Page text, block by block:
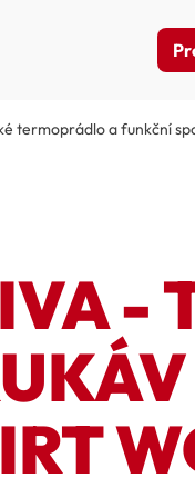
termoprádlo a funkční
-